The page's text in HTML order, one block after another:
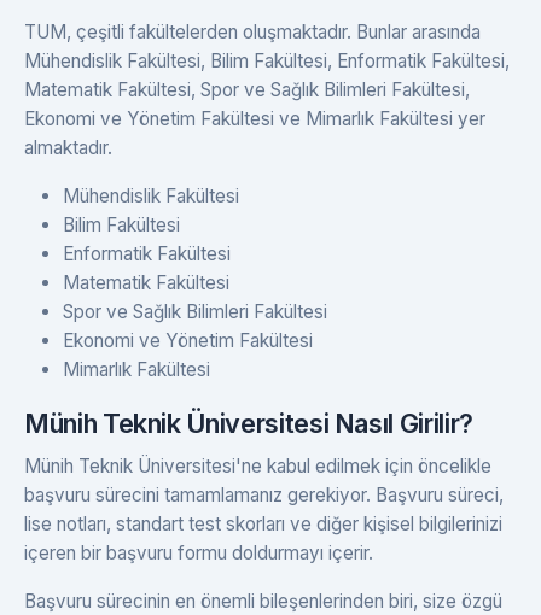
TUM, çeşitli fakültelerden oluşmaktadır. Bunlar arasında
Mühendislik Fakültesi, Bilim Fakültesi, Enformatik Fakültesi,
Matematik Fakültesi, Spor ve Sağlık Bilimleri Fakültesi,
Ekonomi ve Yönetim Fakültesi ve Mimarlık Fakültesi yer
almaktadır.
Mühendislik Fakültesi
Bilim Fakültesi
Enformatik Fakültesi
Matematik Fakültesi
Spor ve Sağlık Bilimleri Fakültesi
Ekonomi ve Yönetim Fakültesi
Mimarlık Fakültesi
Münih Teknik Üniversitesi Nasıl Girilir?
Münih Teknik Üniversitesi'ne kabul edilmek için öncelikle
başvuru sürecini tamamlamanız gerekiyor. Başvuru süreci,
lise notları, standart test skorları ve diğer kişisel bilgilerinizi
içeren bir başvuru formu doldurmayı içerir.
Başvuru sürecinin en önemli bileşenlerinden biri, size özgü